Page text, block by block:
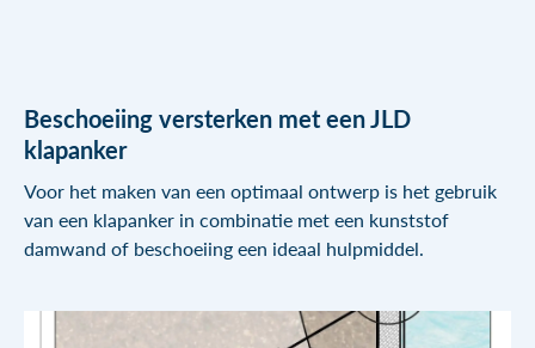
Beschoeiing versterken met een JLD
klapanker
Voor het maken van een optimaal ontwerp is het gebruik
van een klapanker in combinatie met een kunststof
damwand of beschoeiing een ideaal hulpmiddel.